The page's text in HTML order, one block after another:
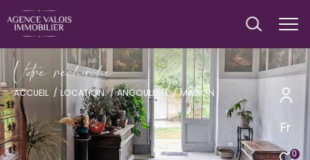
Fr
0
Vore recece
ACCUEIL LOCATION ANGOULEME MAISON